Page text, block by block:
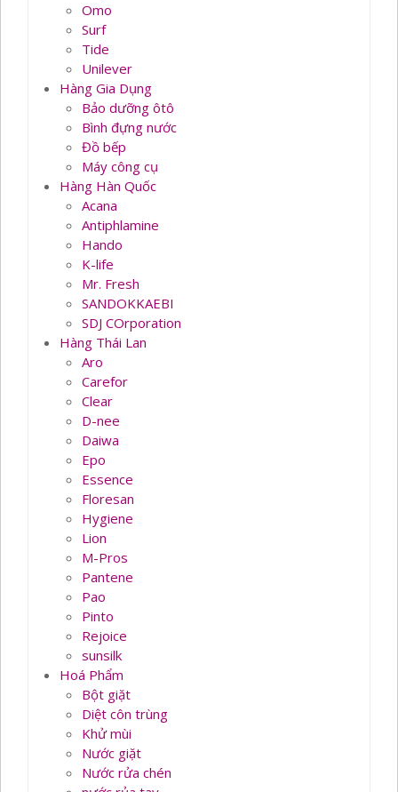
Omo
Surf
Tide
Unilever
Hàng Gia Dụng
Bảo dưỡng ôtô
Bình đựng nước
Đồ bếp
Máy công cụ
Hàng Hàn Quốc
Acana
Antiphlamine
Hando
K-life
Mr. Fresh
SANDOKKAEBI
SDJ COrporation
Hàng Thái Lan
Aro
Carefor
Clear
D-nee
Daiwa
Epo
Essence
Floresan
Hygiene
Lion
M-Pros
Pantene
Pao
Pinto
Rejoice
sunsilk
Hoá Phẩm
Bột giặt
Diệt côn trùng
Khử mùi
Nước giặt
Nước rửa chén